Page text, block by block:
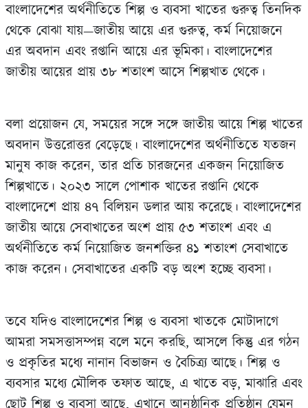
বাংলাদেশের অর্থনীতিতে শিল্প ও ব্যবসা খাতের গুরুত্ব তিনদিক
থেকে বোঝা যায়—জাতীয় আয়ে এর গুরুত্ব, কর্ম নিয়োজনে
এর অবদান এবং রপ্তানি আয়ে এর ভূমিকা। বাংলাদেশের
জাতীয় আয়ের প্রায় ৩৮ শতাংশ আসে শিল্পখাত থেকে।
বলা প্রয়োজন যে, সময়ের সঙ্গে সঙ্গে জাতীয় আয়ে শিল্প খাতের
অবদান উত্তরোত্তর বেড়েছে। বাংলাদেশের অর্থনীতিতে যতজন
মানুষ কাজ করেন, তার প্রতি চারজনের একজন নিয়োজিত
শিল্পখাতে। ২০২৩ সালে পোশাক খাতের রপ্তানি থেকে
বাংলাদেশে প্রায় ৪৭ বিলিয়ন ডলার আয় করেছে। বাংলাদেশের
জাতীয় আয়ে সেবাখাতের অংশ প্রায় ৫৩ শতাংশ এবং এ
অর্থনীতিতে কর্ম নিয়োজিত জনশক্তির ৪১ শতাংশ সেবাখাতে
কাজ করেন। সেবাখাতের একটি বড় অংশ হচ্ছে ব্যবসা।
তবে যদিও বাংলাদেশের শিল্প ও ব্যবসা খাতকে মোটাদাগে
আমরা সমসত্তাসম্পন্ন বলে মনে করছি, আসলে কিন্তু এর গঠন
ও প্রকৃতির মধ্যে নানান বিভাজন ও বৈচিত্র্য আছে। শিল্প ও
ব্যবসার মধ্যে মৌলিক তফাত আছে, এ খাতে বড়, মাঝারি এবং